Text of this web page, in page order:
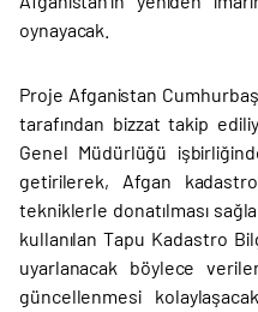
oynayacak.
Proje Afganistan
tarafından bizzat takip
Genel Müdürlüğü
getirilerek, Afgan
tekniklerle donatılması
kullanılan Tapu Kadastro
uyarlanacak böylece
güncellenmesi